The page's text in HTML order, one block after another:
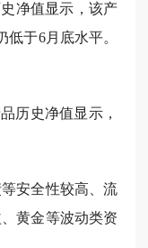
净值显示，该产
低于6月底水平。
历史净值显示，
安全性较高、流
黄金等波动类资